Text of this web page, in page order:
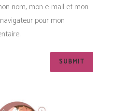
nom, mon e-mail et mon
pour mon